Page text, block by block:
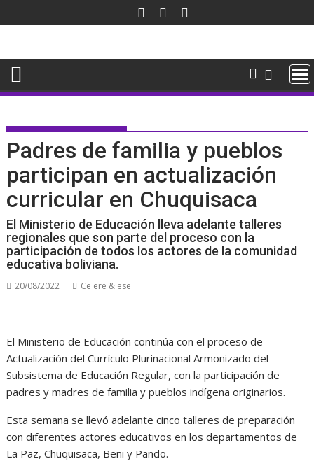
al
Padres de familia y pueblos
participan en actualización
curricular en Chuquisaca
El Ministerio de Educación lleva adelante talleres
regionales que son parte del proceso con la
participación de todos los actores de la comunidad
educativa boliviana.
20/08/2022 Ce ere & ese
El Ministerio de Educación continúa con el proceso de
Actualización del Currículo Plurinacional Armonizado del
Subsistema de Educación Regular, con la participación de
padres y madres de familia y pueblos indígena originarios.
Esta semana se llevó adelante cinco talleres de preparación
con diferentes actores educativos en los departamentos de
La Paz, Chuquisaca, Beni y Pando.